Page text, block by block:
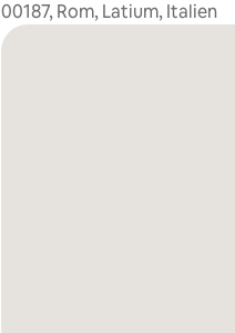
00187, Rom, Latium, Italien